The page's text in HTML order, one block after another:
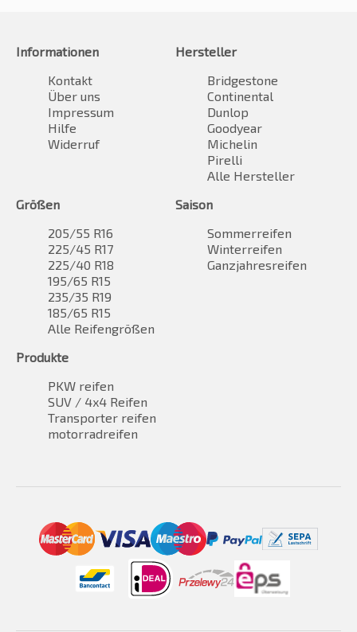
Informationen
Kontakt
Über uns
Impressum
Hilfe
Widerruf
Hersteller
Bridgestone
Continental
Dunlop
Goodyear
Michelin
Pirelli
Alle Hersteller
Größen
205/55 R16
225/45 R17
225/40 R18
195/65 R15
235/35 R19
185/65 R15
Alle Reifengrößen
Saison
Sommerreifen
Winterreifen
Ganzjahresreifen
Produkte
PKW reifen
SUV / 4x4 Reifen
Transporter reifen
motorradreifen